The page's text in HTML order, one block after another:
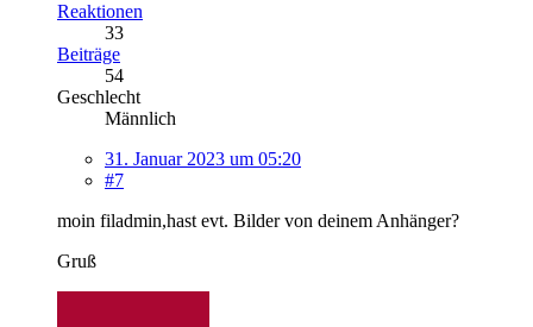
Reaktionen
33
Beiträge
54
Geschlecht
Männlich
31. Januar 2023 um 05:20
#7
moin filadmin,hast evt. Bilder von deinem Anhänger?
Gruß